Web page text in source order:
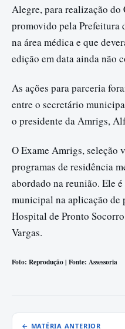
Alegre, para realização do
promovido pela Prefeitura
na área médica e que
edição em data ainda não
As ações para parceria
entre o secretário
o presidente da Amrigs,
O Exame Amrigs, seleção
programas de residência
abordado na reunião. Ele
municipal na aplicação de
Hospital de Pronto
Vargas.
Foto: Reprodução | Fonte: Assessoria
← MATÉRIA ANTERIOR